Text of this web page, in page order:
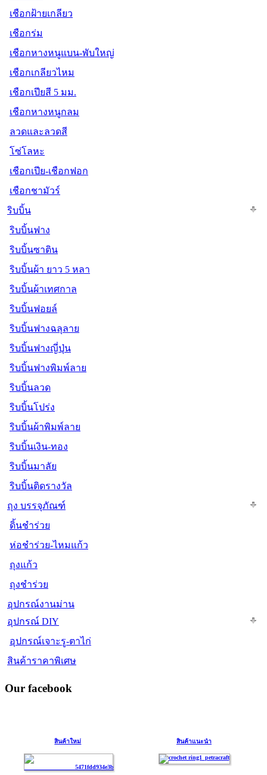
เชือกฝ้ายเกลียว
เชือกร่ม
เชือกหางหนูแบน-พับใหญ่
เชือกเกลียวไหม
เชือกเปียสี 5 มม.
เชือกหางหนูกลม
ลวดและลวดสี
โซ่โลหะ
เชือกเปีย-เชือกฟอก
เชือกชามัวร์
ริบบิ้น
ริบบิ้นฟาง
ริบบิ้นซาติน
ริบบิ้นผ้า ยาว 5 หลา
ริบบิ้นผ้าเทศกาล
ริบบิ้นฟอยล์
ริบบิ้นฟางฉลุลาย
ริบบิ้นฟางญี่ปุ่น
ริบบิ้นฟางพิมพ์ลาย
ริบบิ้นลวด
ริบบิ้นโปร่ง
ริบบิ้นผ้าพิมพ์ลาย
ริบบิ้นเงิน-ทอง
ริบบิ้นมาลัย
ริบบิ้นติดรางวัล
ถุง บรรจุภัณฑ์
ดิ้นชำร่วย
ห่อชำร่วย-ไหมแก้ว
ถุงแก้ว
ถุงชำร่วย
อุปกรณ์งานม่าน
อุปกรณ์ DIY
อุปกรณ์เจาะรู-ตาไก่
สินค้าราคาพิเศษ
Our facebook
สินค้าใหม่ สินค้าแนะนำ